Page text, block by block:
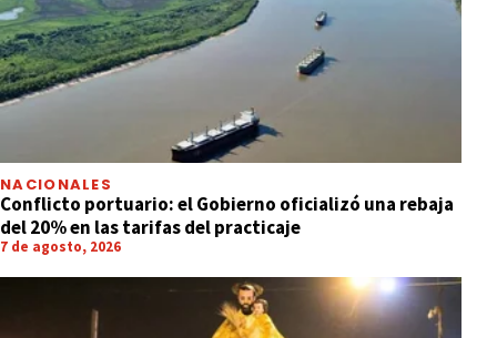
NACIONALES
Conflicto portuario: el Gobierno oficializó una rebaja
del 20% en las tarifas del practicaje
7 de agosto, 2026